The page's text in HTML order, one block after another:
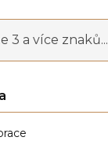
3 a více znaků...